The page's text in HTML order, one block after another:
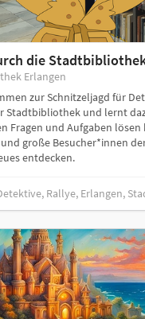
die
Erlangen
zur Schnitzeljagd für
Stadtbibliothek und lernt
Fragen und Aufgaben
große Besucher*innen
entdecken.
Rallye, Erlangen,